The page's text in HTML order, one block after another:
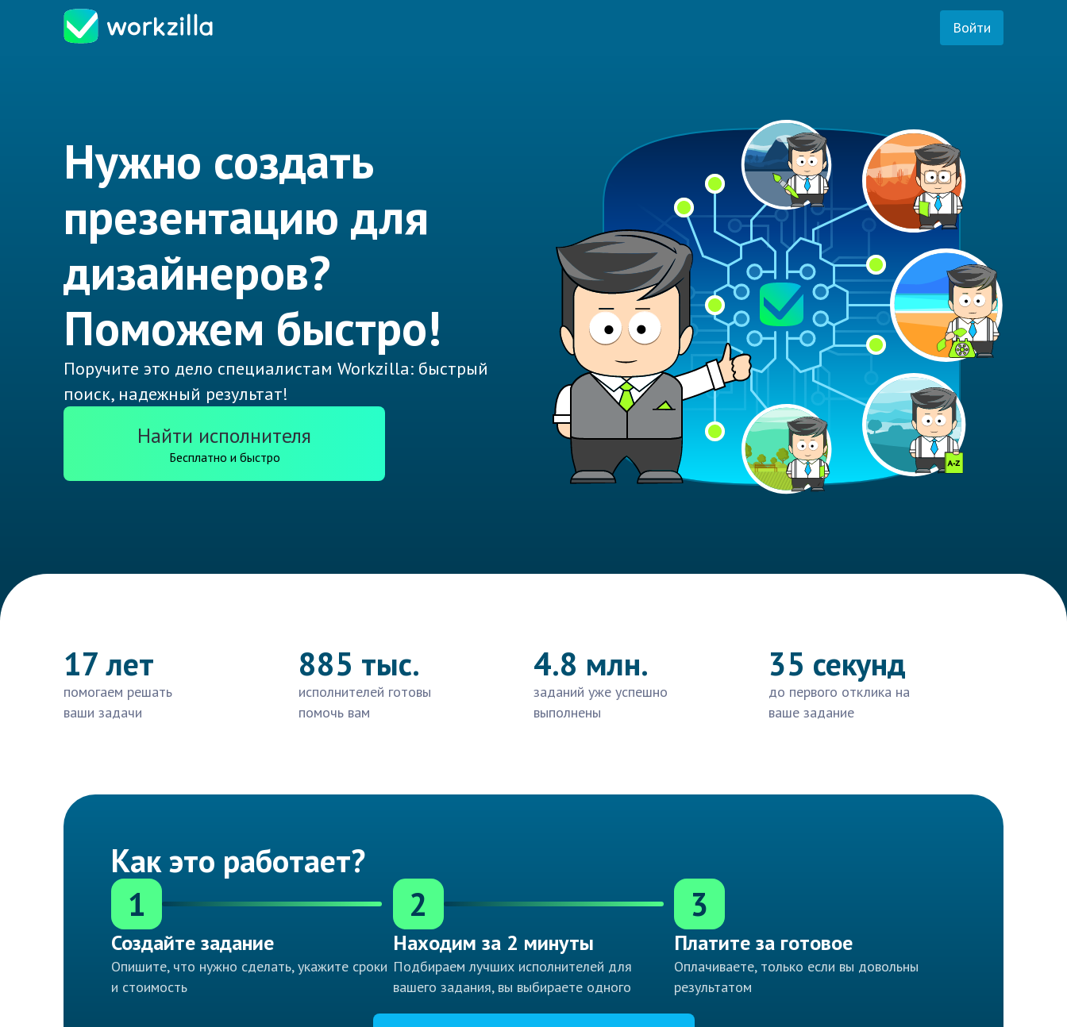
Войти
Нужно создать
презентацию для
дизайнеров?
Поможем быстро!
Поручите это дело специалистам Workzilla: быстрый
поиск, надежный результат!
Найти исполнителя
Бесплатно и быстро
17 лет
помогаем решать
ваши задачи
885 тыс.
исполнителей готовы
помочь вам
4.8 млн.
заданий уже успешно
выполнены
35 секунд
до первого отклика на
ваше задание
Как это работает?
1
Создайте задание
Опишите, что нужно сделать, укажите сроки
и стоимость
2
Находим за 2 минуты
Подбираем лучших исполнителей для
вашего задания, вы выбираете одного
3
Платите за готовое
Оплачиваете, только если вы довольны
результатом